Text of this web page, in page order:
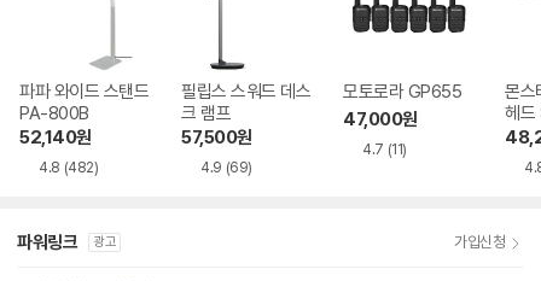
파파 와이드 스탠드
PA-800B
52,140원
4.8 (482)
필립스 스워드 데스
크 램프
57,500원
4.9 (69)
모토로라 GP655
47,000원
4.7 (11)
몬스
헤
드
파워링크 광고 가입신청